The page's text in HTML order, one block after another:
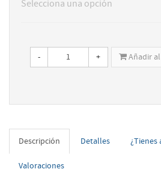
Selecciona una opción
- + Añadir
Descripción Detalles ¿Tienes
Valoraciones